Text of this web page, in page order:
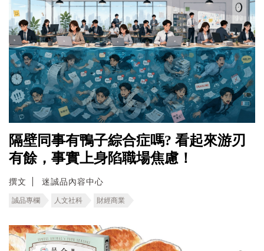
隔壁同事有鴨子綜合症嗎? 看起來游刃
有餘，事實上身陷職場焦慮！
撰文 迷誠品內容中心
誠品專欄 人文社科 財經商業